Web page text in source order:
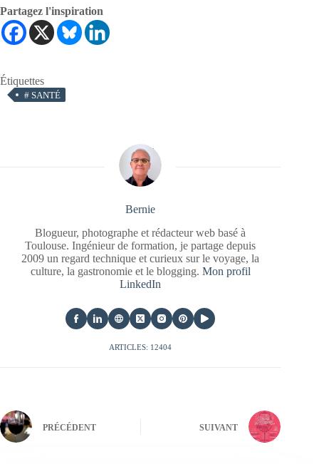
Partagez l'inspiration
Étiquettes
# SANTÉ
Bernie
Blogueur, photographe et rédacteur web basé à
Toulouse. Ingénieur de formation, je partage depuis
2009 un regard technique et curieux sur le voyage, la
culture, la gastronomie et le blogging. Mon profil
LinkedIn
ARTICLES: 12404
PRÉCÉDENT SUIVANT